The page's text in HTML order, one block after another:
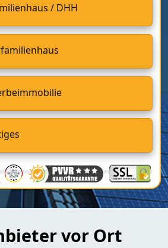
/ DHH
vor Ort